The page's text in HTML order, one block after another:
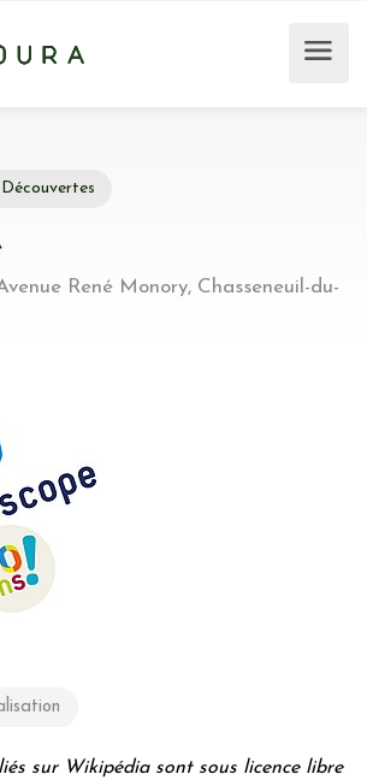
René Monory, Chasseneuil-du-
sur Wikipédia sont sous licence libre